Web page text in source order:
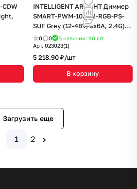
CDW
INTELLIGENT ARLIGHT Диммер
SMART-PWM-103-72-RGB-PS-
SUF Grey (12-48V, 3x6A, 2.4G)
(IARL, IP20 Пластик, 5 лет)
0 0 В наличии: 90 шт
Арт. 023023(1)
5 218.90 ₽/шт
В корзину
Загрузить еще
1 2 ›